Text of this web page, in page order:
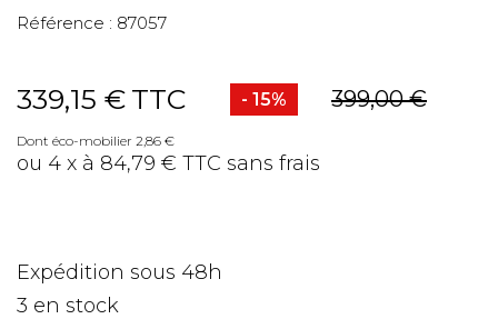
Référence : 87057
339,15 € TTC - 15% 399,00 €
Dont éco-mobilier 2,86 €
ou 4 x à 84,79 € TTC sans frais
Expédition sous 48h
3 en stock